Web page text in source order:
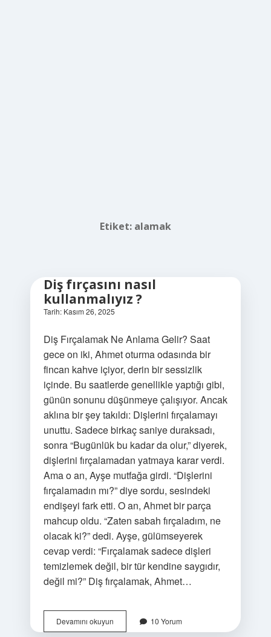
Etiket: alamak
Diş fırçasını nasıl
kullanmalıyız ?
Tarih: Kasım 26, 2025
Diş Fırçalamak Ne Anlama Gelir? Saat
gece on iki, Ahmet oturma odasında bir
fincan kahve içiyor, derin bir sessizlik
içinde. Bu saatlerde genellikle yaptığı gibi,
günün sonunu düşünmeye çalışıyor. Ancak
aklına bir şey takıldı: Dişlerini fırçalamayı
unuttu. Sadece birkaç saniye duraksadı,
sonra “Bugünlük bu kadar da olur,” diyerek,
dişlerini fırçalamadan yatmaya karar verdi.
Ama o an, Ayşe mutfağa girdi. “Dişlerini
fırçalamadın mı?” diye sordu, sesindeki
endişeyi fark etti. O an, Ahmet bir parça
mahcup oldu. “Zaten sabah fırçaladım, ne
olacak ki?” dedi. Ayşe, gülümseyerek
cevap verdi: “Fırçalamak sadece dişleri
temizlemek değil, bir tür kendine saygıdır,
değil mi?” Diş fırçalamak, Ahmet…
Devamını okuyunDiş
fırçasını
10 Yorum